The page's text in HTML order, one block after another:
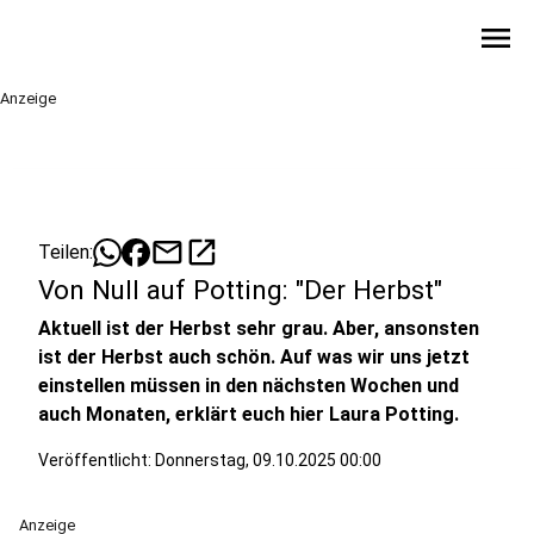
menu
Anzeige
Teilen: mailopen_in_new
Von Null auf Potting: "Der Herbst"
Aktuell ist der Herbst sehr grau. Aber, ansonsten
ist der Herbst auch schön. Auf was wir uns jetzt
einstellen müssen in den nächsten Wochen und
auch Monaten, erklärt euch hier Laura Potting.
Veröffentlicht: Donnerstag, 09.10.2025 00:00
Anzeige